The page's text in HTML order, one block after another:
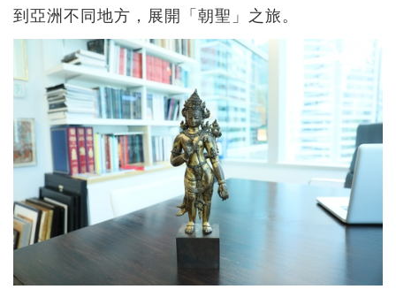
到亞洲不同地方，展開「朝聖」之旅。